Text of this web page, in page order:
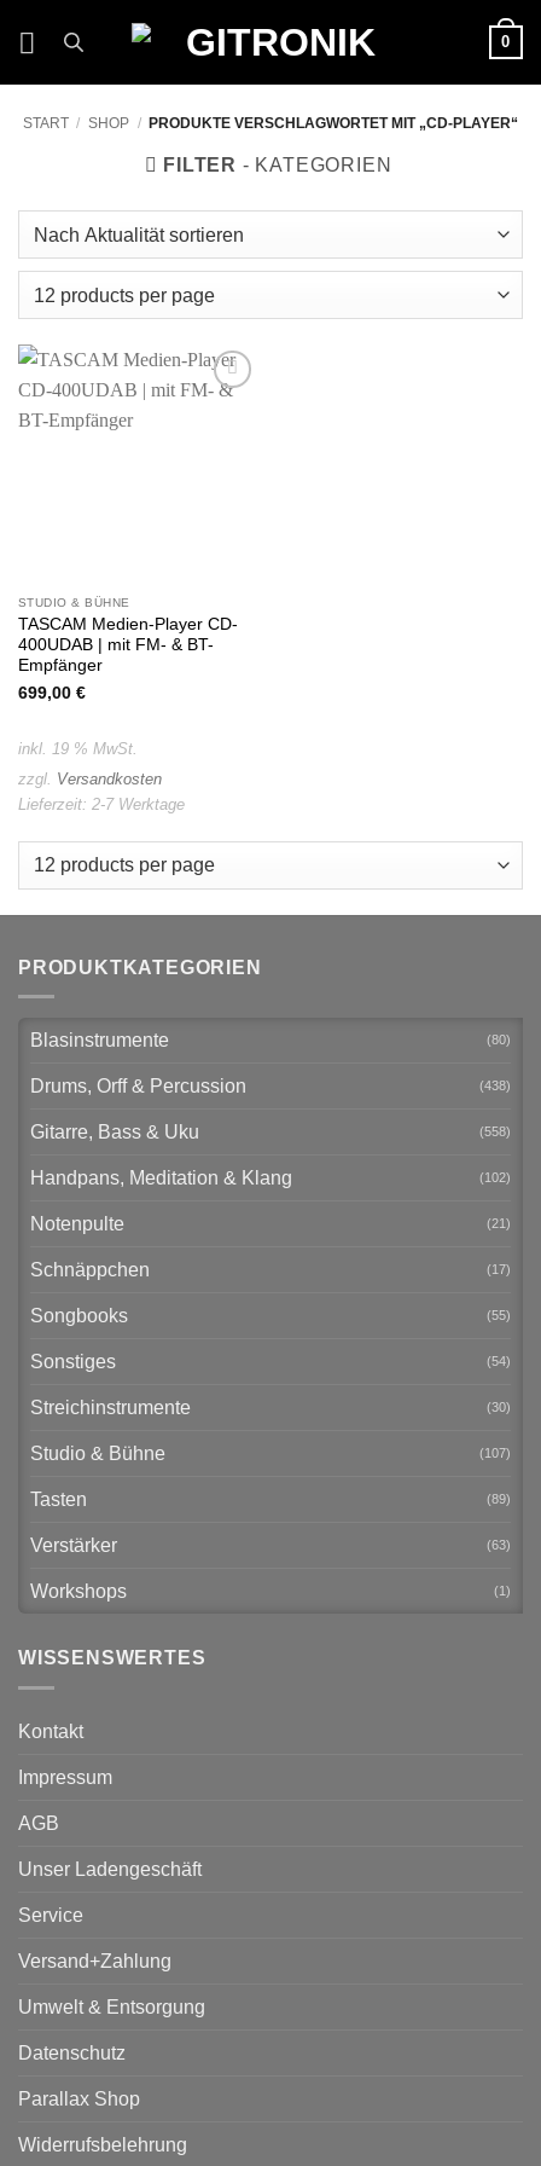
0
START / SHOP / PRODUKTE VERSCHLAGWORTET MIT „CD-PLAYER“
FILTER
STUDIO & BÜHNE
TASCAM Medien-Player CD-
400UDAB | mit FM- & BT-
Empfänger
699,00 €
inkl. 19 % MwSt.
zzgl. Versandkosten
Lieferzeit: 2-7 Werktage
PRODUKTKATEGORIEN
Blasinstrumente (80)
Drums, Orff & Percussion (438)
Gitarre, Bass & Uku (558)
Handpans, Meditation & Klang (102)
Notenpulte (21)
Schnäppchen (17)
Songbooks (55)
Sonstiges (54)
Streichinstrumente (30)
Studio & Bühne (107)
Tasten (89)
Verstärker (63)
Workshops (1)
WISSENSWERTES
Kontakt
Impressum
AGB
Unser Ladengeschäft
Service
Versand+Zahlung
Umwelt & Entsorgung
Datenschutz
Parallax Shop
Widerrufsbelehrung